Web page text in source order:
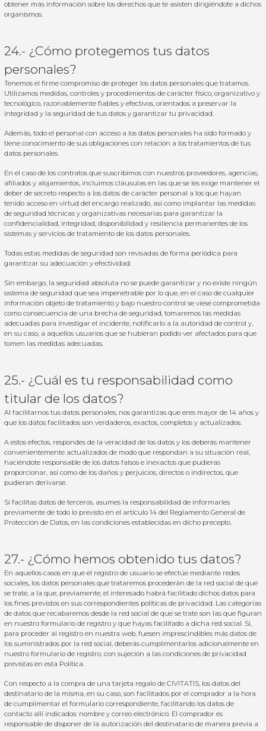
obtener más información sobre los derechos que te asisten dirigiéndote a dichos
organismos.
24.- ¿Cómo protegemos tus datos
personales?
Tenemos el firme compromiso de proteger los datos personales que tratamos.
Utilizamos medidas, controles y procedimientos de carácter físico, organizativo y
tecnológico, razonablemente fiables y efectivos, orientados a preservar la
integridad y la seguridad de tus datos y garantizar tu privacidad.
Además, todo el personal con acceso a los datos personales ha sido formado y
tiene conocimiento de sus obligaciones con relación a los tratamientos de tus
datos personales.
En el caso de los contratos que suscribimos con nuestros proveedores, agencias,
afiliados y alojamientos, incluimos cláusulas en las que se les exige mantener el
deber de secreto respecto a los datos de carácter personal a los que hayan
tenido acceso en virtud del encargo realizado, así como implantar las medidas
de seguridad técnicas y organizativas necesarias para garantizar la
confidencialidad, integridad, disponibilidad y resiliencia permanentes de los
sistemas y servicios de tratamiento de los datos personales.
Todas estas medidas de seguridad son revisadas de forma periódica para
garantizar su adecuación y efectividad.
Sin embargo, la seguridad absoluta no se puede garantizar y no existe ningún
sistema de seguridad que sea impenetrable por lo que, en el caso de cualquier
información objeto de tratamiento y bajo nuestro control se viese comprometida
como consecuencia de una brecha de seguridad, tomaremos las medidas
adecuadas para investigar el incidente, notificarlo a la autoridad de control y,
en su caso, a aquellos usuarios que se hubieran podido ver afectados para que
tomen las medidas adecuadas.
25.- ¿Cuál es tu responsabilidad como
titular de los datos?
Al facilitarnos tus datos personales, nos garantizas que eres mayor de 14 años y
que los datos facilitados son verdaderos, exactos, completos y actualizados.
A estos efectos, respondes de la veracidad de los datos y los deberás mantener
convenientemente actualizados de modo que respondan a su situación real,
haciéndote responsable de los datos falsos e inexactos que pudieras
proporcionar, así como de los daños y perjuicios, directos o indirectos, que
pudieran derivarse.
Si facilitas datos de terceros, asumes la responsabilidad de informarles
previamente de todo lo previsto en el artículo 14 del Reglamento General de
Protección de Datos, en las condiciones establecidas en dicho precepto.
27.- ¿Cómo hemos obtenido tus datos?
En aquellos casos en que el registro de usuario se efectúe mediante redes
sociales, los datos personales que trataremos procederán de la red social de que
se trate, a la que, previamente, el interesado habrá facilitado dichos datos para
los fines previstos en sus correspondientes políticas de privacidad. Las categorías
de datos que recabaremos desde la red social de que se trate son las que figuran
en nuestro formulario de registro y que hayas facilitado a dicha red social. Si,
para proceder al registro en nuestra web, fuesen imprescindibles más datos de
los suministrados por la red social, deberás cumplimentarlos adicionalmente en
nuestro formulario de registro, con sujeción a las condiciones de privacidad
previstas en esta Política.
Con respecto a la compra de una tarjeta regalo de CIVITATIS, los datos del
destinatario de la misma, en su caso, son facilitados por el comprador a la hora
de cumplimentar el formulario correspondiente, facilitando los datos de
contacto allí indicados: nombre y correo electrónico. El comprador es
responsable de disponer de la autorización del destinatario de manera previa a